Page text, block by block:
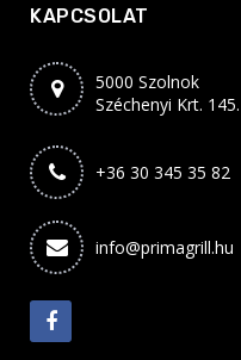
KAPCSOLAT
5000 Szolnok
Széchenyi Krt. 145.
+36 30 345 35 82
info@primagrill.hu